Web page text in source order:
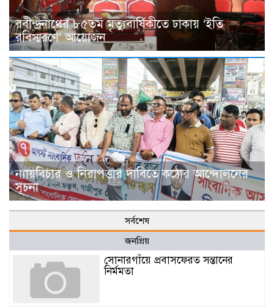
রবীন্দ্রনাথের ৮৫তম মৃত্যুবার্ষিকীতে ঢাকায় ‘ইতি
রবিস্মরণে’ আয়োজন
ন্যায়বিচার ও নিরাপত্তার দাবিতে কঠোর আন্দোলনের
সূচনা
সর্বশেষ
জনপ্রিয়
সোনারগাঁয়ে প্রবাসফেরত সন্তানের
নির্মমতা